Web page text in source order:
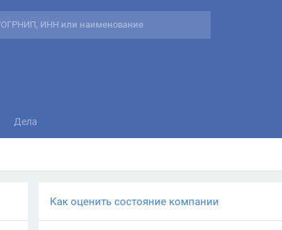
Дела
Как оценить состояние компании